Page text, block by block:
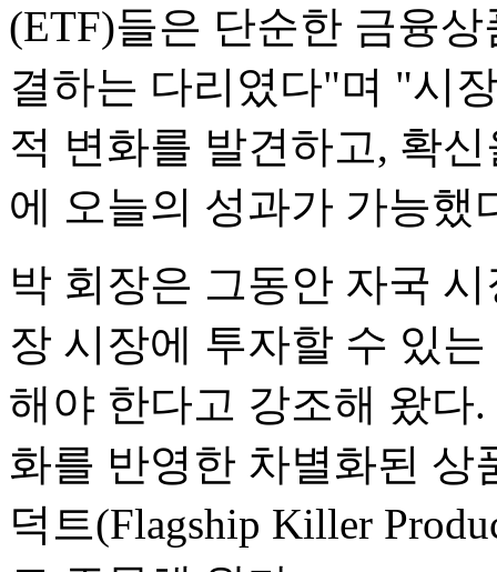
(ETF)들은 단순한 금융
결하는 다리였다"며 "시
적 변화를 발견하고, 확
에 오늘의 성과가 가능했
박 회장은 그동안 자국
장 시장에 투자할 수 있
해야 한다고 강조해 왔다
화를 반영한 차별화된 상
덕트(Flagship Killer